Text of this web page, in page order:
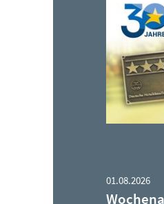
01.08.2026